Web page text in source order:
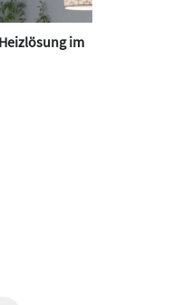
im